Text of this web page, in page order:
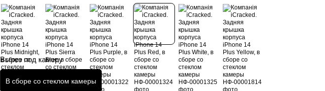
Вырез под камеру
В сборе со стеклом камеры